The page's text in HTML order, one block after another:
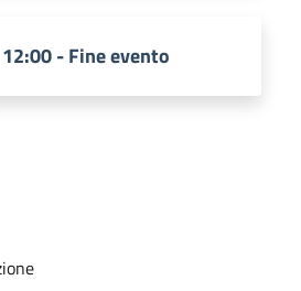
12:00 - Fine evento